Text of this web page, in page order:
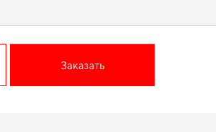
Заказать